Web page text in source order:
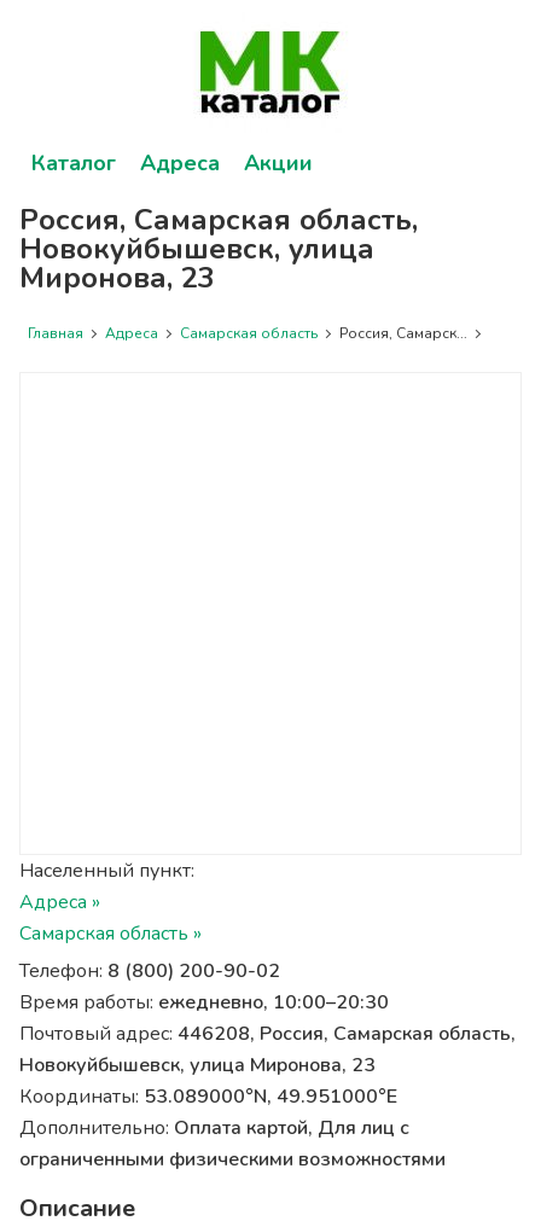
Каталог Адреса Акции
Россия, Самарская область,
Новокуйбышевск, улица
Миронова, 23
Главная Адреса Самарская область Россия, Самарск...
Населенный пункт:
Адреса »
Самарская область »
Телефон: 8 (800) 200-90-02
Время работы: ежедневно, 10:00–20:30
Почтовый адрес: 446208, Россия, Самарская область,
Новокуйбышевск, улица Миронова, 23
Координаты: 53.089000°N, 49.951000°E
Дополнительно: Оплата картой, Для лиц с
ограниченными физическими возможностями
Описание